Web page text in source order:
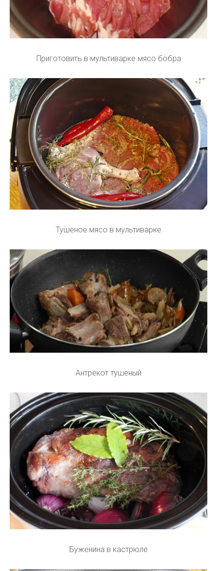
Приготовить в мультиварке мясо бобра
Тушеное мясо в мультиварке
Антрекот тушеный
Буженина в кастрюле